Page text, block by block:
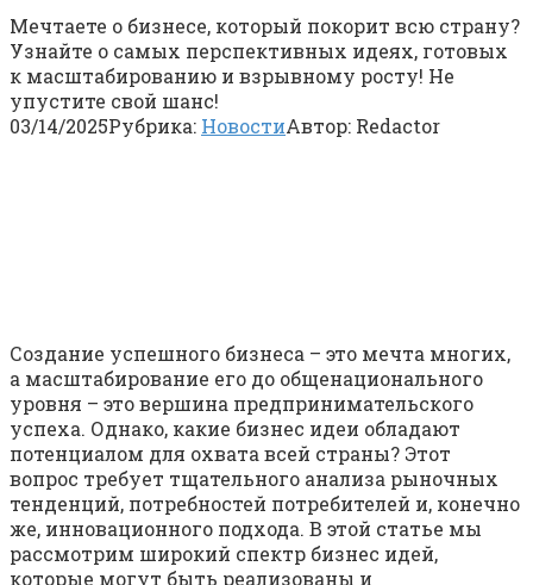
Мечтаете о бизнесе, который покорит всю страну?
Узнайте о самых перспективных идеях, готовых
к масштабированию и взрывному росту! Не
упустите свой шанс!
03/14/2025Рубрика: НовостиАвтор: Redactor
Создание успешного бизнеса – это мечта многих,
а масштабирование его до общенационального
уровня – это вершина предпринимательского
успеха. Однако, какие бизнес идеи обладают
потенциалом для охвата всей страны? Этот
вопрос требует тщательного анализа рыночных
тенденций, потребностей потребителей и, конечно
же, инновационного подхода. В этой статье мы
рассмотрим широкий спектр бизнес идей,
которые могут быть реализованы и